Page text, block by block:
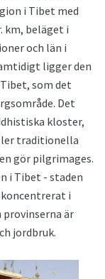
i Tibet med
km, beläget i
och län i
ligger den
som det
Det
kloster,
traditionella
gör pilgrimages.
i Tibet - staden
koncentrerat i
provinserna är
jordbruk.